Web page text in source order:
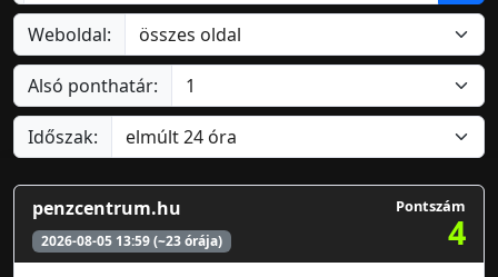
Weboldal:
Alsó ponthatár:
Időszak:
penzcentrum.hu
2026-08-05 13:59 (~23 órája)
Pontszám
4